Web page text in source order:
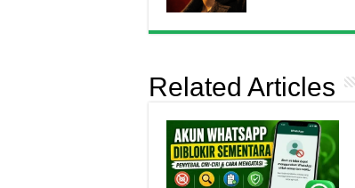
Related Articles